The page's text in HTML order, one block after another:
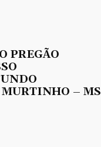
PREGÃO
– MS